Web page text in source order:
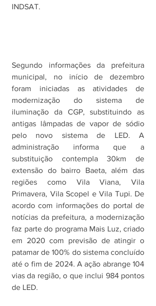
INDSAT.
Segundo informações da prefeitura
municipal, no início de dezembro
foram iniciadas as atividades de
modernização do sistema de
iluminação da CGP, substituindo as
antigas lâmpadas de vapor de sódio
pelo novo sistema de LED. A
administração informa que a
substituição contempla 30km de
extensão do bairro Baeta, além das
regiões como Vila Viana, Vila
Primavera, Vila Scopel e Vila Tupi. De
acordo com informações do portal de
notícias da prefeitura, a modernização
faz parte do programa Mais Luz, criado
em 2020 com previsão de atingir o
patamar de 100% do sistema concluído
até o fim de 2024. A ação abrange 104
vias da região, o que inclui 984 pontos
de LED.